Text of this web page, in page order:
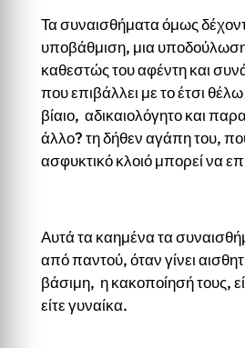
Τα συναισθήματα όμως
υποβάθμιση, μια
καθεστώς του αφέντη και
που επιβάλλει με το έτσι θέλω
βίαιο, αδικαιολόγητο και
άλλο? τη δήθεν αγάπη του,
ασφυκτικό κλοιό μπορεί να
Αυτά τα καημένα τα
από παντού, όταν γίνει
βάσιμη, η κακοποίησή τους,
είτε γυναίκα.